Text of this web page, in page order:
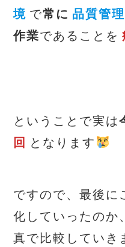
境 で常に 品質管理
作業であることを
ということで実は
回 となります
ですので、最後に
化していったのか
真で比較していき